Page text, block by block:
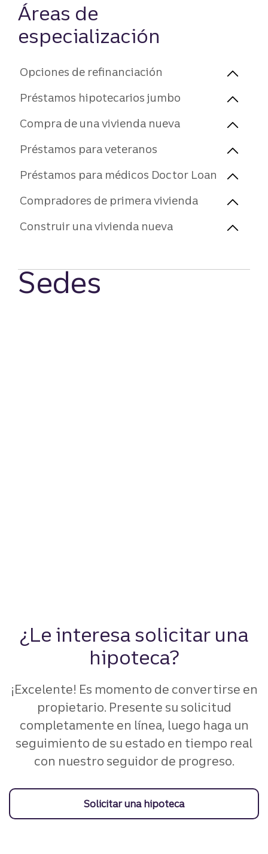
Áreas de
especialización
Opciones de refinanciación
Préstamos hipotecarios jumbo
Compra de una vivienda nueva
Préstamos para veteranos
Préstamos para médicos Doctor Loan
Compradores de primera vivienda
Construir una vivienda nueva
Sedes
¿Le interesa solicitar una
hipoteca?
¡Excelente! Es momento de convertirse en
propietario. Presente su solicitud
completamente en línea, luego haga un
seguimiento de su estado en tiempo real
con nuestro seguidor de progreso.
Solicitar una hipoteca